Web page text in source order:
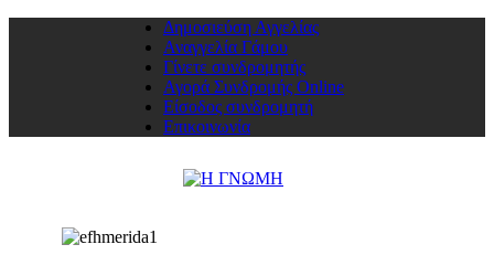
Δημοσιεύση Αγγελίας
Αναγγελία Γάμου
Γίνετε συνδρομητής
Αγορά Συνδρομής Online
Είσοδος συνδρομητή
Επικοινωνία